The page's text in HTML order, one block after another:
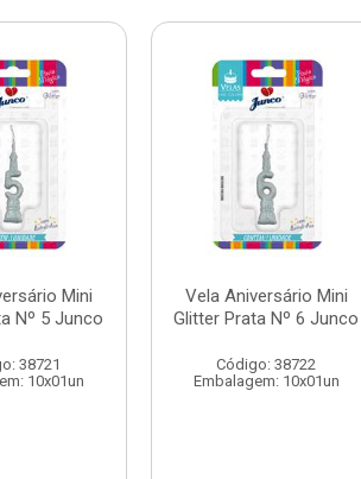
Mini
Nº 5 Junco
38721
10x01un
Vela Aniversário Mini
Glitter Prata Nº 6 Junco
Código: 38722
Embalagem: 10x01un